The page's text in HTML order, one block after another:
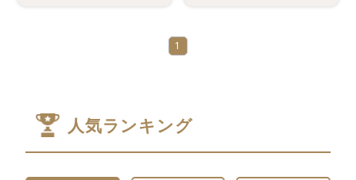
1
人気ランキング